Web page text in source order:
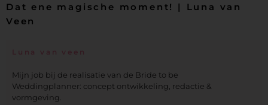
Dat ene magische moment! | Luna van
Veen
Luna van veen
Mijn job bij de realisatie van de Bride to be
Weddingplanner: concept ontwikkeling, redactie &
vormgeving.